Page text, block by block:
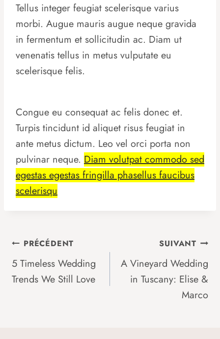
Tellus integer feugiat scelerisque varius
morbi. Augue mauris augue neque gravida
in fermentum et sollicitudin ac. Diam ut
venenatis tellus in metus vulputate eu
scelerisque felis.
Congue eu consequat ac felis donec et.
Turpis tincidunt id aliquet risus feugiat in
ante metus dictum. Leo vel orci porta non
pulvinar neque. Diam volutpat commodo sed
egestas egestas fringilla phasellus faucibus
scelerisqu
Navigation
De
PRÉCÉDENT
5 Timeless Wedding
Trends We Still Love
SUIVANT
A Vineyard Wedding
in Tuscany: Elise &
Marco